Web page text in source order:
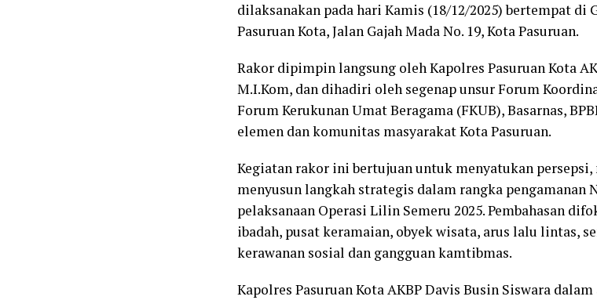
dilaksanakan pada hari Kamis (18/12/2025) bertempat di
Pasuruan Kota, Jalan Gajah Mada No. 19, Kota Pasuruan.
Rakor dipimpin langsung oleh Kapolres Pasuruan Kota
M.I.Kom, dan dihadiri oleh segenap unsur Forum
Forum Kerukunan Umat Beragama (FKUB), Basarnas,
elemen dan komunitas masyarakat Kota Pasuruan.
Kegiatan rakor ini bertujuan untuk menyatukan
menyusun langkah strategis dalam rangka pengamanan
pelaksanaan Operasi Lilin Semeru 2025. Pembahasan
ibadah, pusat keramaian, obyek wisata, arus lalu lintas,
kerawanan sosial dan gangguan kamtibmas.
Kapolres Pasuruan Kota AKBP Davis Busin Siswara